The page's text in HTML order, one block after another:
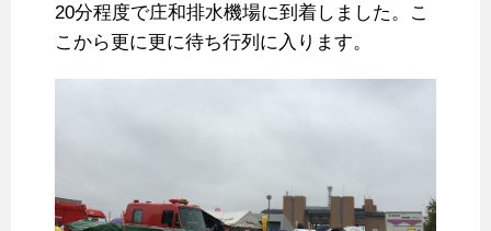
20分程度で庄和排水機場に到着しました。こ
こから更に更に待ち行列に入ります。